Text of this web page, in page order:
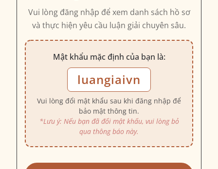
Vui lòng đăng nhập để xem danh sách hồ sơ
và thực hiện yêu cầu luận giải chuyên sâu.
Mật khẩu mặc định của bạn là:
luangiaivn
Vui lòng đổi mật khẩu sau khi đăng nhập để
bảo mật thông tin.
*Lưu ý: Nếu bạn đã đổi mật khẩu, vui lòng bỏ
qua thông báo này.